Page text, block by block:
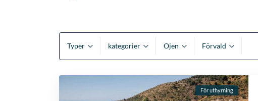
Typer kategorier Ojen Förvald
För uthyrning